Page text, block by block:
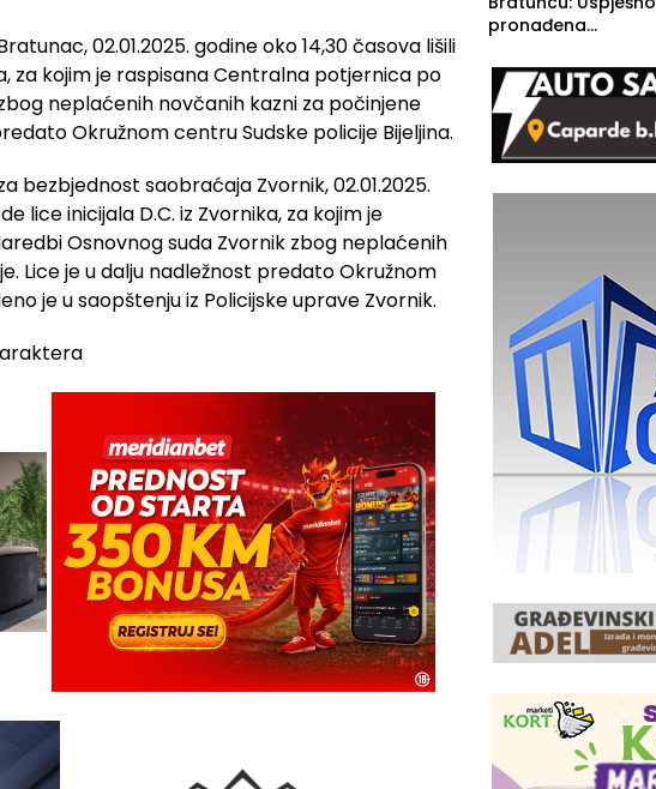
02.01.2025. godine oko 14,30 časova lišili
za kojim je raspisana Centralna potjernica po
neplaćenih novčanih kazni za počinjene
Okružnom centru Sudske policije Bijeljina.
bezbjednost saobraćaja Zvornik, 02.01.2025.
lice inicijala D.C. iz Zvornika, za kojim je
Osnovnog suda Zvornik zbog neplaćenih
Lice je u dalju nadležnost predato Okružnom
je u saopštenju iz Policijske uprave Zvornik.
pronađena
a Ivanka Lazić,
rodom iz Kravice.